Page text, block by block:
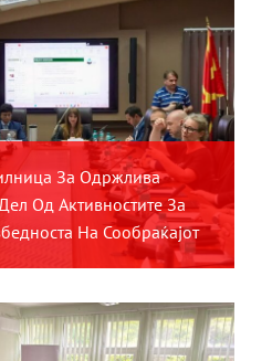
За Одржлива
Од Активностите За
На Сообраќајот